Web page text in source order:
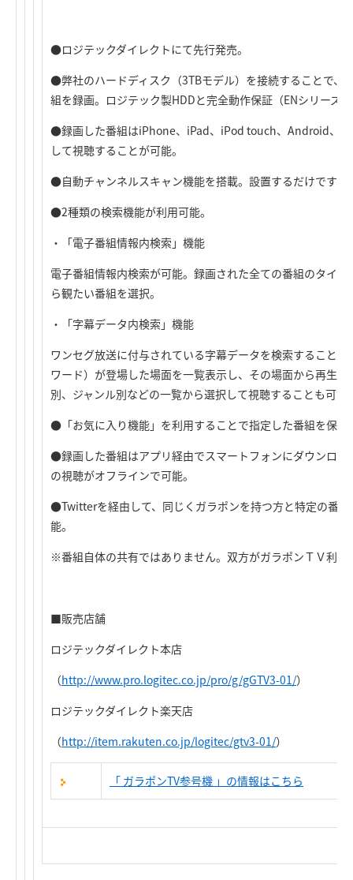
●ロジテックダイレクトにて先行発売。
●弊社のハードディスク（3TBモデル）を接続することで、
組を録画。ロジテック製HDDと完全動作保証（ENシリーズ
●録画した番組はiPhone、iPad、iPod touch、Android、
して視聴することが可能。
●自動チャンネルスキャン機能を搭載。設置するだけですぐ
●2種類の検索機能が利用可能。
・「電子番組情報内検索」機能
電子番組情報内検索が可能。録画された全ての番組のタイ
ら観たい番組を選択。
・「字幕データ内検索」機能
ワンセグ放送に付与されている字幕データを検索すること
ワード）が登場した場面を一覧表示し、その場面から再生
別、ジャンル別などの一覧から選択して視聴することも可能
●「お気に入り機能」を利用することで指定した番組を保護
●録画した番組はアプリ経由でスマートフォンにダウンロ
の視聴がオフラインで可能。
●Twitterを経由して、同じくガラポンを持つ方と特定の番
能。
※番組自体の共有ではありません。双方がガラポンＴＶ利用
■販売店舗
ロジテックダイレクト本店
（http://www.pro.logitec.co.jp/pro/g/gGTV3-01/）
ロジテックダイレクト楽天店
（http://item.rakuten.co.jp/logitec/gtv3-01/）
「 ガラポンTV参号機 」の情報はこちら